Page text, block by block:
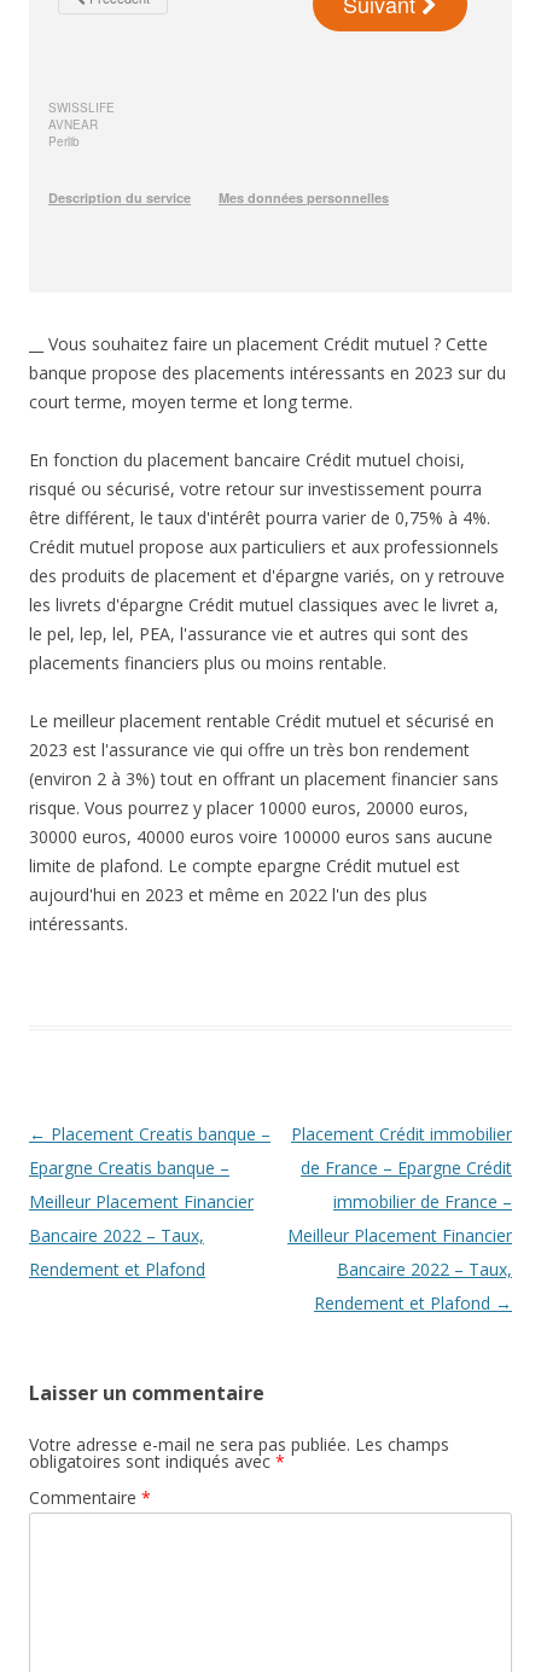
__ Vous souhaitez faire un placement Crédit mutuel ? Cette
banque propose des placements intéressants en 2023 sur du
court terme, moyen terme et long terme.
En fonction du placement bancaire Crédit mutuel choisi,
risqué ou sécurisé, votre retour sur investissement pourra
être différent, le taux d'intérêt pourra varier de 0,75% à 4%.
Crédit mutuel propose aux particuliers et aux professionnels
des produits de placement et d'épargne variés, on y retrouve
les livrets d'épargne Crédit mutuel classiques avec le livret a,
le pel, lep, lel, PEA, l'assurance vie et autres qui sont des
placements financiers plus ou moins rentable.
Le meilleur placement rentable Crédit mutuel et sécurisé en
2023 est l'assurance vie qui offre un très bon rendement
(environ 2 à 3%) tout en offrant un placement financier sans
risque. Vous pourrez y placer 10000 euros, 20000 euros,
30000 euros, 40000 euros voire 100000 euros sans aucune
limite de plafond. Le compte epargne Crédit mutuel est
aujourd'hui en 2023 et même en 2022 l'un des plus
intéressants.
Navigation
des
articles
← Placement Creatis banque –
Epargne Creatis banque –
Meilleur Placement Financier
Bancaire 2022 – Taux,
Rendement et Plafond
Placement Crédit immobilier
de France – Epargne Crédit
immobilier de France –
Meilleur Placement Financier
Bancaire 2022 – Taux,
Rendement et Plafond →
Laisser un commentaire
Votre adresse e-mail ne sera pas publiée. Les champs
obligatoires sont indiqués avec *
Commentaire *